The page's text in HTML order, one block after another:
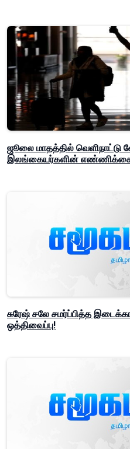
ஜூலை மாதத்தில் வெளிநாட்டு
இலங்கையர்களின் எண்ணிக்கை
சுரேஷ் சலே சமர்ப்பித்த
ஒத்திவைப்பு!